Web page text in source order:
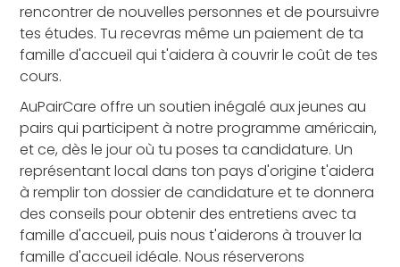
rencontrer de nouvelles personnes et de poursuivre
tes études. Tu recevras même un paiement de ta
famille d'accueil qui t'aidera à couvrir le coût de tes
cours.
AuPairCare offre un soutien inégalé aux jeunes au
pairs qui participent à notre programme américain,
et ce, dès le jour où tu poses ta candidature. Un
représentant local dans ton pays d'origine t'aidera
à remplir ton dossier de candidature et te donnera
des conseils pour obtenir des entretiens avec ta
famille d'accueil, puis nous t'aiderons à trouver la
famille d'accueil idéale. Nous réserverons